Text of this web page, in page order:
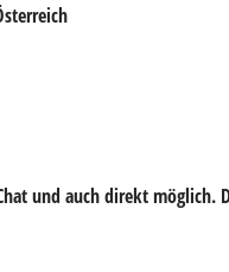
und auch direkt möglich.